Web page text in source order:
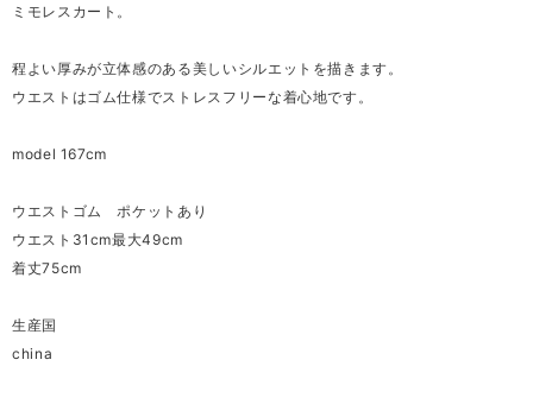
ミモレスカート。
程よい厚みが立体感のある美しいシルエットを描きます。
ウエストはゴム仕様でストレスフリーな着心地です。
model 167cm
ウエストゴム ポケットあり
ウエスト31cm最大49cm
着丈75cm
生産国
china